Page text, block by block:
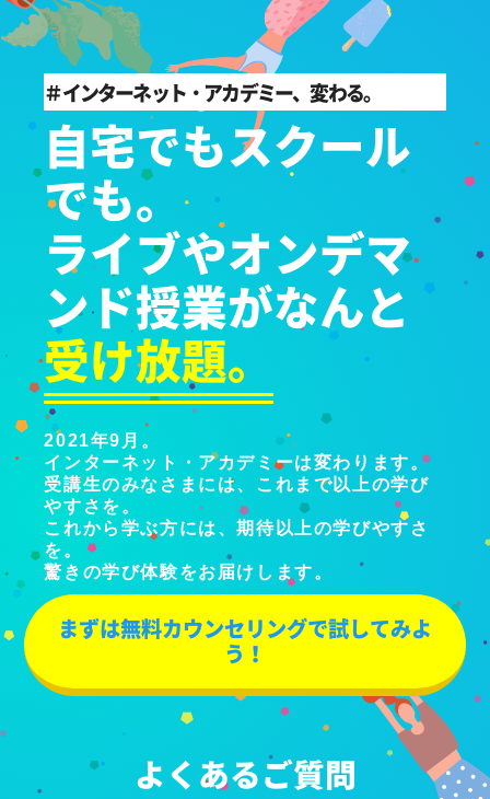
＃インターネット・アカデミー、変わる。
自宅でもスクール
でも。
ライブやオンデマ
ンド授業がなんと
受け放題。
2021年9月。
インターネット・アカデミーは変わります。
受講生のみなさまには、これまで以上の学び
やすさを。
これから学ぶ方には、期待以上の学びやすさ
を。
驚きの学び体験をお届けします。
まずは無料カウンセリングで試してみよ
う！
よくあるご質問